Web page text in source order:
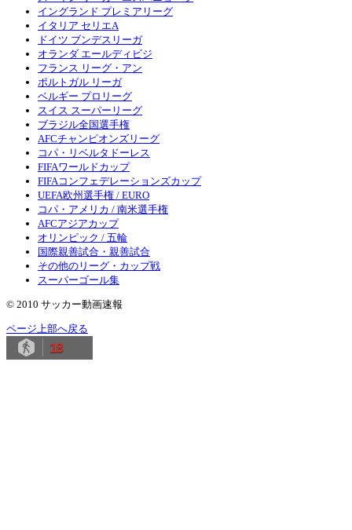
イングランド プレミアリーグ
イタリア セリエA
ドイツ ブンデスリーガ
オランダ エールディビジ
フランス リーグ・アン
ポルトガル リーガ
ベルギー プロリーグ
スイス スーパーリーグ
ブラジル全国選手権
AFCチャンピオンズリーグ
コパ・リベルタドーレス
FIFAワールドカップ
FIFAコンフェデレーションズカップ
UEFA欧州選手権 / EURO
コパ・アメリカ / 南米選手権
AFCアジアカップ
オリンピック / 五輪
国際親善試合・親善試合
その他のリーグ・カップ戦
スーパーゴール集
© 2010 サッカー動画速報
ページ上部へ戻る
18